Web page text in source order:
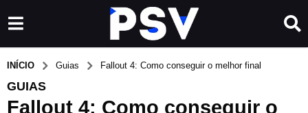
INÍCIO Guias Fallout 4: Como conseguir o melhor final
GUIAS
Fallout 4: Como conseguir o